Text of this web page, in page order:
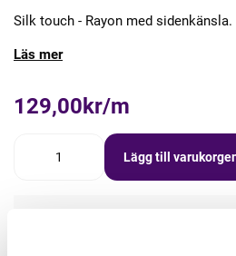
Silk touch - Rayon med sidenkänsla.
Läs mer
129,00kr/m
Lägg till
Lägg först önskad
välj sedan